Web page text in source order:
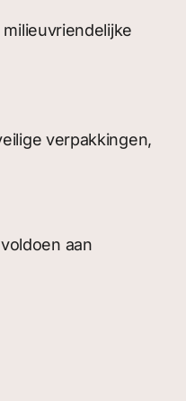
verpakkingen,
aan